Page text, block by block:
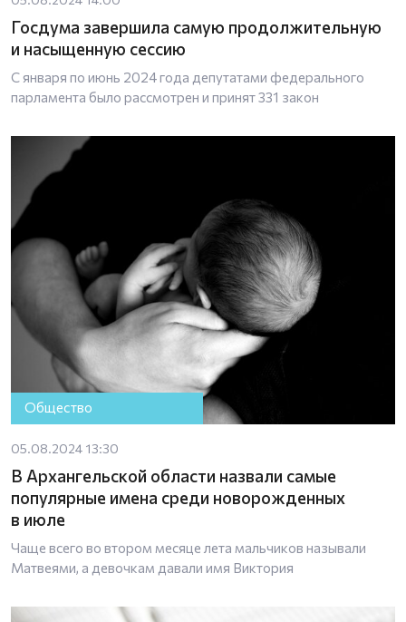
Госдума завершила самую продолжительную
и насыщенную сессию
С января по июнь 2024 года депутатами федерального
парламента было рассмотрен и принят 331 закон
Общество
05.08.2024 13:30
В Архангельской области назвали самые
популярные имена среди новорожденных
в июле
Чаще всего во втором месяце лета мальчиков называли
Матвеями, а девочкам давали имя Виктория